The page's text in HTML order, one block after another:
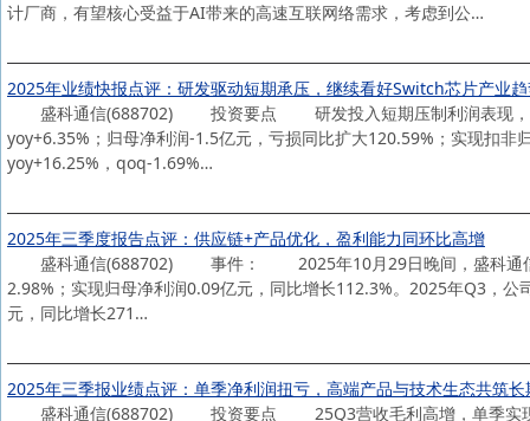
计厂商，有望核心受益于AI带来的高速互联网络需求，考虑到公…
2025年业绩快报点评：研发驱动短期承压，继续看好Switch芯片产业
盛科通信(688702) 投资要点 研发投入短期压制利润表现，技
yoy+6.35%；归母净利润-1.5亿元，亏损同比扩大120.59%；实现扣
yoy+16.25%，qoq-1.69%…
2025年三季度报告点评：供应链+产品优化，盈利能力同环比高增
盛科通信(688702) 事件： 2025年10月29日晚间，盛科通信发
2.98%；实现归母净利润0.09亿元，同比增长112.3%。2025年Q3，
元，同比增长271…
2025年三季报业绩点评：单季净利润扭亏，高端产品与技术生态共筑
盛科通信(688702) 投资要点 25Q3营收毛利高增，单季实现扭